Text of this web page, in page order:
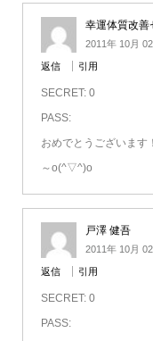
幸運体質改
2011年 10月
返信 引用
SECRET: 0
PASS:
おめでとうございます
～o(^▽^)o
戸澤 健吾
2011年 10月
返信 引用
SECRET: 0
PASS: